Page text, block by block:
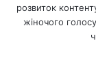
розвиток
жіночого